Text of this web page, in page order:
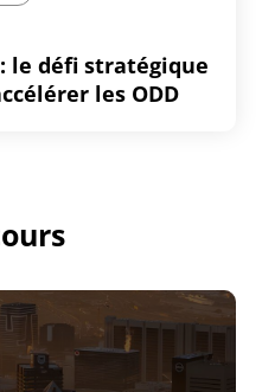
le défi stratégique
les ODD